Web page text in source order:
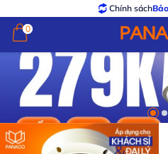
Chính sáchBảo
0
0
PANACO | Đơn Vị Phân Phối Và